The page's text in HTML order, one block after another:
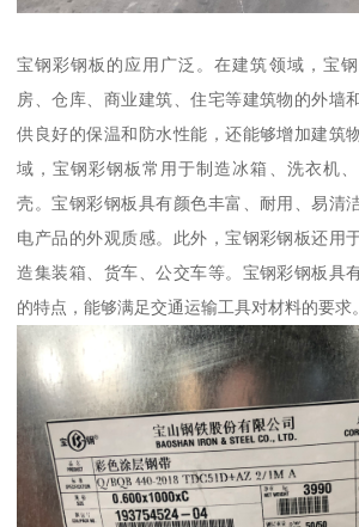
宝钢彩钢板的应用广泛。在建筑领域，宝
房、仓库、商业建筑、住宅等建筑物的外墙
供良好的保温和防水性能，还能够增加建筑
域，宝钢彩钢板常用于制造冰箱、洗衣机
壳。宝钢彩钢板具有颜色丰富、耐用、易清
电产品的外观质感。此外，宝钢彩钢板还用
造集装箱、货车、公交车等。宝钢彩钢板具
的特点，能够满足交通运输工具对材料的要求。